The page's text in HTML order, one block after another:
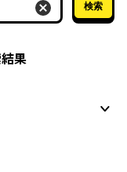
検索
果